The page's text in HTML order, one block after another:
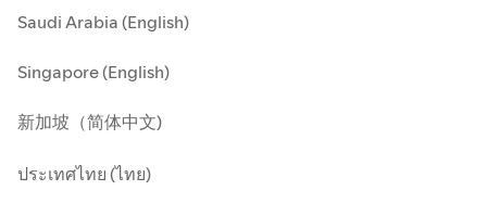
Saudi Arabia (English)
Singapore (English)
新加坡（简体中文)
ประเทศไทย (ไทย)